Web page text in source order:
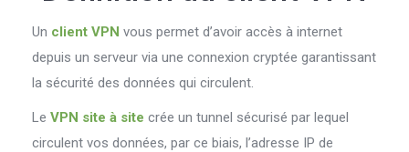
Un client VPN vous permet d’avoir accès à internet
depuis un serveur via une connexion cryptée garantissant
la sécurité des données qui circulent.
Le VPN site à site crée un tunnel sécurisé par lequel
circulent vos données, par ce biais, l’adresse IP de